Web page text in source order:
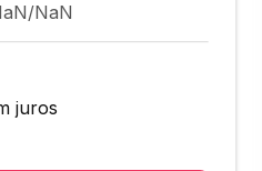
NaN
juros